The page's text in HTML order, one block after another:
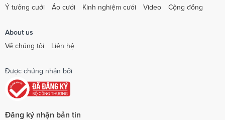
Ý tưởng cưới
Áo cưới Kinh nghiệm cưới Video Cộng đồng
About us
Về chúng tôi
Liên hệ
Được chứng nhận bởi
Đăng ký nhận bản tin